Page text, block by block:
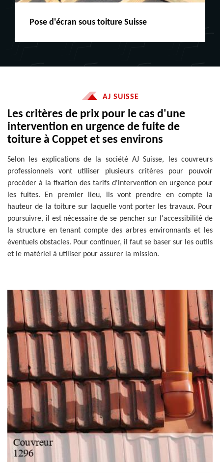
Peinture boiserie LE
AJ SUISSE
Les critères de prix pour le cas d'une
intervention en urgence de fuite de
toiture à Coppet et ses environs
Selon les explications de la société AJ Suisse, les couvreurs
professionnels vont utiliser plusieurs critères pour pouvoir
procéder à la fixation des tarifs d'intervention en urgence pour
les fuites. En premier lieu, ils vont prendre en compte la
hauteur de la toiture sur laquelle vont porter les travaux. Pour
poursuivre, il est nécessaire de se pencher sur l'accessibilité de
la structure en tenant compte des arbres environnants et les
éventuels obstacles. Pour continuer, il faut se baser sur les outils
et le matériel à utiliser pour assurer la mission.